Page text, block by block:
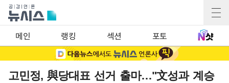
메인 랭킹 섹션 포토
고민정, 與당대표 선거 출마…"文성과 계승